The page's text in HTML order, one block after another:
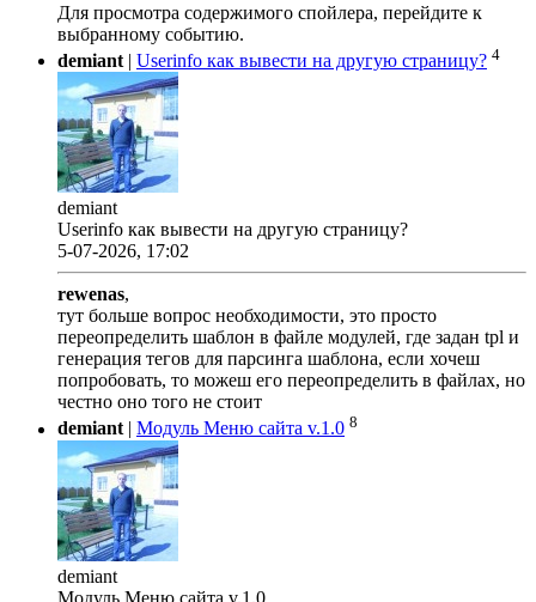
Для просмотра содержимого спойлера, перейдите к
выбранному событию.
demiant | Userinfo как вывести на другую страницу? 4
demiant
Userinfo как вывести на другую страницу?
5-07-2026, 17:02
rewenas,
тут больше вопрос необходимости, это просто
переопределить шаблон в файле модулей, где задан tpl и
генерация тегов для парсинга шаблона, если хочеш
попробовать, то можеш его переопределить в файлах, но
честно оно того не стоит
demiant| Модуль Меню сайта v.1.0 8
demiant
Модуль Меню сайта v.1.0